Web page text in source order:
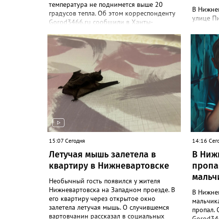
температура не поднимется выше 20
градусов тепла. Об этом корреспонденту
Gorod3466.ru сообщили в Ханты-
Нижневартовске ожидается облачная
погода, иногда будут прояснения. В этот
период временами также прогнозируется
дождь. Сильные дожди ожидаются
ночью 9 и 11 августа. Температура в этот
период составит ночью +9, +14 градусов,
днем - +14, +19", - рассказали синоптики.
Ранее Gorod3466.ru сообщал, что 8 и 9
августа на юге ХМАО ожидаются сильные
дожди и грозы.
В
улице
парке
объект -
парке
В
лоток
Победы",
также
работы
15:07 Сегодня
Летучая мышь залетела в
квартиру в Нижневартовске
Необычный гость появился у жителя
Нижневартовска на Западном проезде. В
его квартиру через открытое окно
залетела летучая мышь. О случившемся
вартовчанин рассказал в социальных
14:16
В
В
пропал.